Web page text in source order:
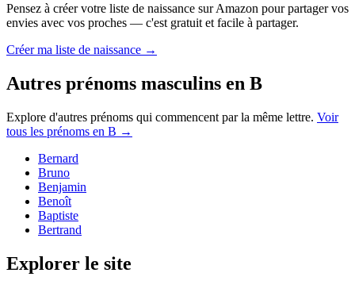
Pensez à créer votre liste de naissance sur Amazon pour partager vos
envies avec vos proches — c'est gratuit et facile à partager.
Créer ma liste de naissance →
Autres prénoms masculins en B
Explore d'autres prénoms qui commencent par la même lettre. Voir
tous les prénoms en B →
Bernard
Bruno
Benjamin
Benoît
Baptiste
Bertrand
Explorer le site